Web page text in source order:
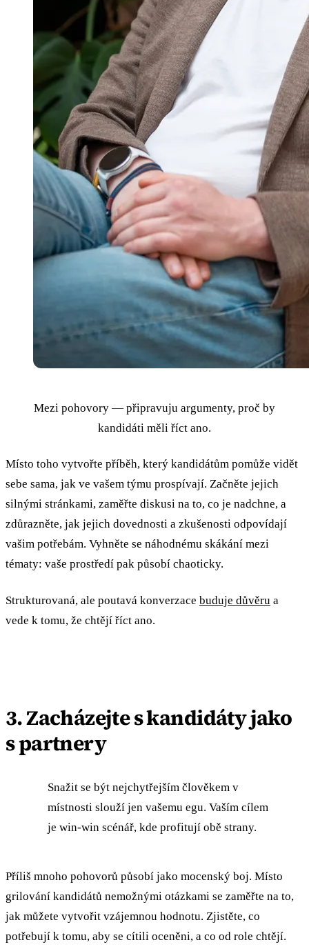
Mezi pohovory — připravuju argumenty, proč by
kandidáti měli říct ano.
Místo toho vytvořte příběh, který kandidátům pomůže vidět
sebe sama, jak ve vašem týmu prospívají. Začněte jejich
silnými stránkami, zaměřte diskusi na to, co je nadchne, a
zdůrazněte, jak jejich dovednosti a zkušenosti odpovídají
vašim potřebám. Vyhněte se náhodnému skákání mezi
tématy: vaše prostředí pak působí chaoticky.
Strukturovaná, ale poutavá konverzace buduje důvěru a
vede k tomu, že chtějí říct ano.
3. Zacházejte s kandidáty jako
s partnery
Snažit se být nejchytřejším člověkem v
místnosti slouží jen vašemu egu. Vaším cílem
je win-win scénář, kde profitují obě strany.
Příliš mnoho pohovorů působí jako mocenský boj. Místo
grilování kandidátů nemožnými otázkami se zaměřte na to,
jak můžete vytvořit vzájemnou hodnotu. Zjistěte, co
potřebují k tomu, aby se cítili oceněni, a co od role chtějí.